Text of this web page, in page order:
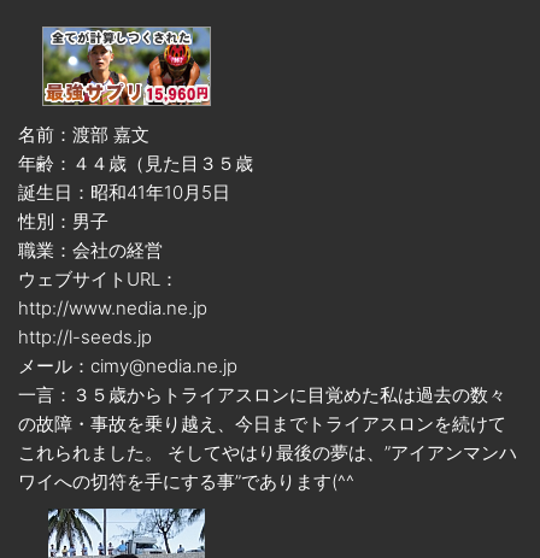
名前：渡部 嘉文
年齢：４４歳（見た目３５歳
誕生日：昭和41年10月5日
性別：男子
職業：会社の経営
ウェブサイトURL：
http://www.nedia.ne.jp
http://l-seeds.jp
メール：cimy@nedia.ne.jp
一言：３５歳からトライアスロンに目覚めた私は過去の数々
の故障・事故を乗り越え、今日までトライアスロンを続けて
これられました。 そしてやはり最後の夢は、”アイアンマンハ
ワイへの切符を手にする事”であります(^^ゞ